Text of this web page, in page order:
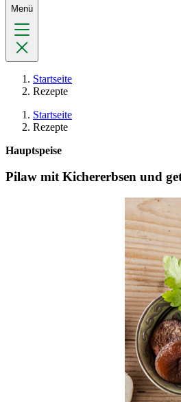
Menü
Startseite
Rezepte
Startseite
Rezepte
Hauptspeise
Pilaw mit Kichererbsen und